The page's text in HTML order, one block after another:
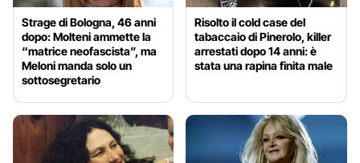
Strage di Bologna, 46 anni
dopo: Molteni ammette la
“matrice neofascista”, ma
Meloni manda solo un
sottosegretario
Risolto il cold case del
tabaccaio di Pinerolo, killer
arrestati dopo 14 anni: è
stata una rapina finita male